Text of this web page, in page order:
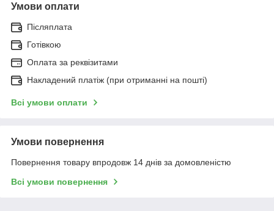
Умови оплати
Післяплата
Готівкою
Оплата за реквізитами
Накладений платіж (при отриманні на пошті)
Всі умови оплати
Умови повернення
Повернення товару впродовж 14 днів за домовленістю
Всі умови повернення